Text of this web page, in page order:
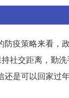
疫策略来看，
社交距离，勤
是可以回家过